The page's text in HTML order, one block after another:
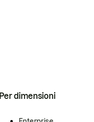
Per dimensioni